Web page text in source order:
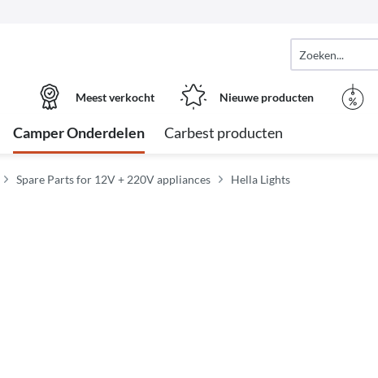
Meest verkocht Nieuwe producten
Camper Onderdelen Carbest producten
Spare Parts for 12V + 220V appliances Hella Lights